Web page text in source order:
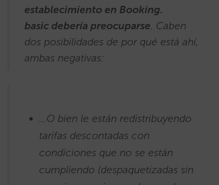
establecimiento en Booking.
basic debería preocuparse. Caben
dos posibilidades de por qué está ahí,
ambas negativas:
…O bien le están redistribuyendo
tarifas descontadas con
condiciones que no se están
cumpliendo (despaquetizadas sin